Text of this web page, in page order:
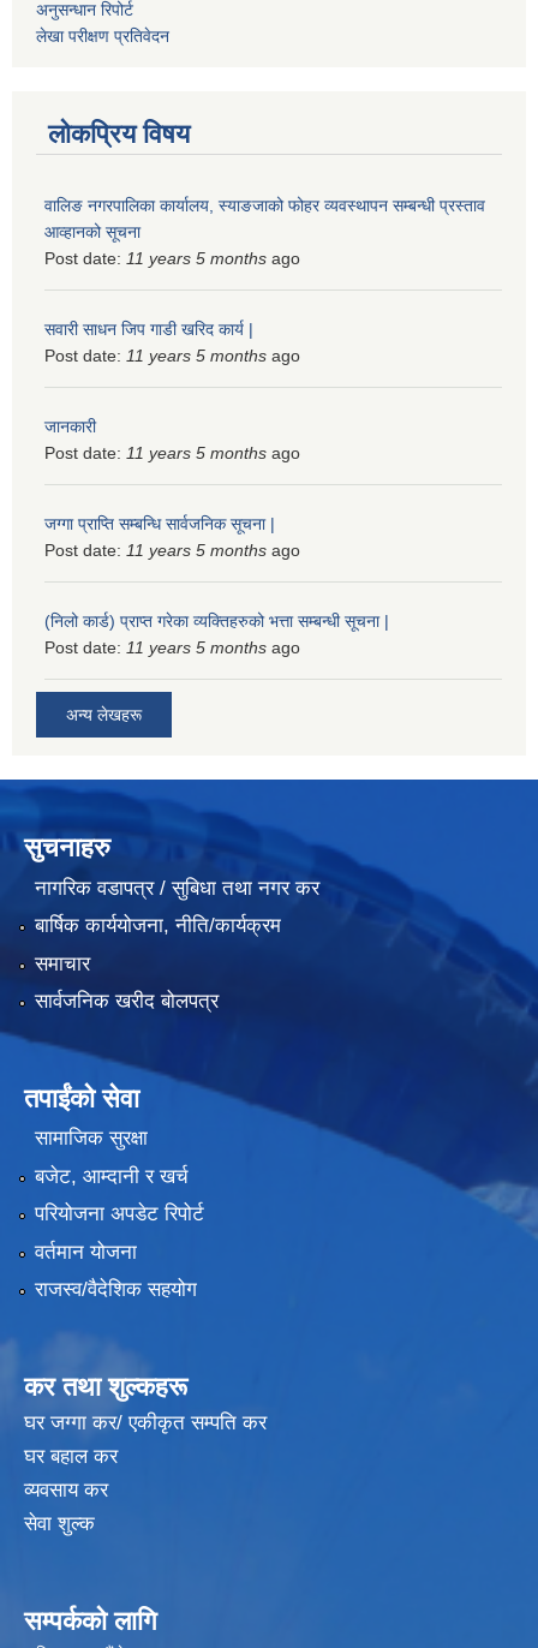
अनुसन्धान रिपोर्ट
लेखा परीक्षण प्रतिवेदन
लोकप्रिय विषय
वालिङ नगरपालिका कार्यालय, स्याङजाको फोहर व्यवस्थापन सम्बन्धी प्रस्ताव
आव्हानको सूचना
Post date: 11 years 5 months ago
सवारी साधन जिप गाडी खरिद कार्य |
Post date: 11 years 5 months ago
जानकारी
Post date: 11 years 5 months ago
जग्गा प्राप्ति सम्बन्धि सार्वजनिक सूचना |
Post date: 11 years 5 months ago
(निलो कार्ड) प्राप्त गरेका व्यक्तिहरुको भत्ता सम्बन्धी सूचना |
Post date: 11 years 5 months ago
अन्य लेखहरू
सुचनाहरु
नागरिक वडापत्र / सुबिधा तथा नगर कर
बार्षिक कार्ययोजना, नीति/कार्यक्रम
समाचार
सार्वजनिक खरीद बोलपत्र
तपाईंको सेवा
सामाजिक सुरक्षा
बजेट, आम्दानी र खर्च
परियोजना अपडेट रिपोर्ट
वर्तमान योजना
राजस्व/वैदेशिक सहयोग
कर तथा शुल्कहरू
घर जग्गा कर/ एकीकृत सम्पति कर
घर बहाल कर
व्यवसाय कर
सेवा शुल्क
सम्पर्कको लागि